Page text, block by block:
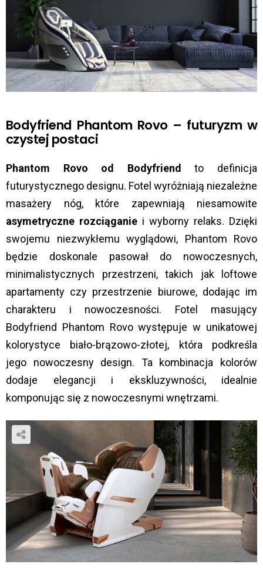
Bodyfriend Phantom Rovo – futuryzm w
czystej postaci
Phantom Rovo od Bodyfriendto definicja
futurystycznego designu. Fotel wyróżniają niezależne
masażery nóg, które zapewniają niesamowite
asymetryczne rozciąganie i wyborny relaks. Dzięki
swojemu niezwykłemu wyglądowi, Phantom Rovo
będzie doskonale pasował do nowoczesnych,
minimalistycznych przestrzeni, takich jak loftowe
apartamenty czy przestrzenie biurowe, dodając im
charakteru i nowoczesności. Fotel masujący
Bodyfriend Phantom Rovo występuje w unikatowej
kolorystyce biało-brązowo-złotej, która podkreśla
jego nowoczesny design. Ta kombinacja kolorów
dodaje elegancji i ekskluzywności, idealnie
komponując się z nowoczesnymi wnętrzami​.